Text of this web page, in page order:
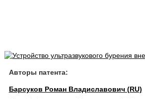
Авторы патента:
Барсуков Роман Владиславович (RU)